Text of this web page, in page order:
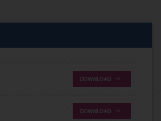
DOWNLOAD
DOWNLOAD